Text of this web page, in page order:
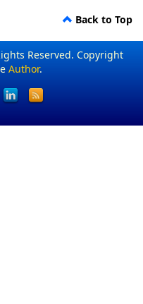
Back to Top
Reserved. Copyright
Author.